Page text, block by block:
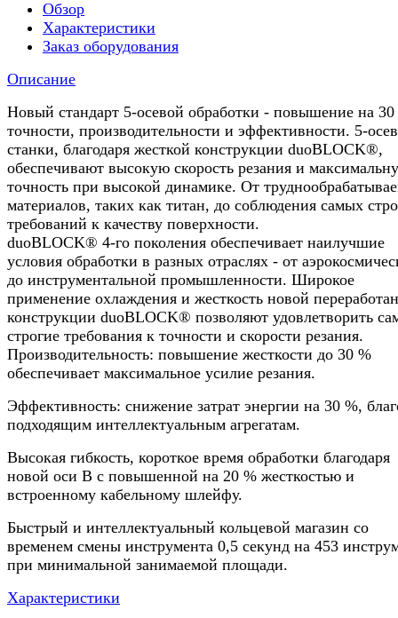
Обзор
Характеристики
Заказ оборудования
Описание
Новый стандарт 5-осевой обработки - повышение на 30
точности, производительности и эффективности. 5-
станки, благодаря жесткой конструкции duoBLOCK®,
обеспечивают высокую скорость резания и
точность при высокой динамике. От
материалов, таких как титан, до соблюдения самых
требований к качеству поверхности.
duoBLOCK® 4-го поколения обеспечивает наилучшие
условия обработки в разных отраслях - от
до инструментальной промышленности. Широкое
применение охлаждения и жесткость новой
конструкции duoBLOCK® позволяют удовлетворить
строгие требования к точности и скорости резания.
Производительность: повышение жесткости до 30 %
обеспечивает максимальное усилие резания.
Эффективность: снижение затрат энергии на 30 %,
подходящим интеллектуальным агрегатам.
Высокая гибкость, короткое время обработки благодаря
новой оси B с повышенной на 20 % жесткостью и
встроенному кабельному шлейфу.
Быстрый и интеллектуальный кольцевой магазин со
временем смены инструмента 0,5 секунд на 453
при минимальной занимаемой площади.
Характеристики